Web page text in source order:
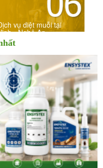
vụ diệt muỗi tại
- Nghệ An